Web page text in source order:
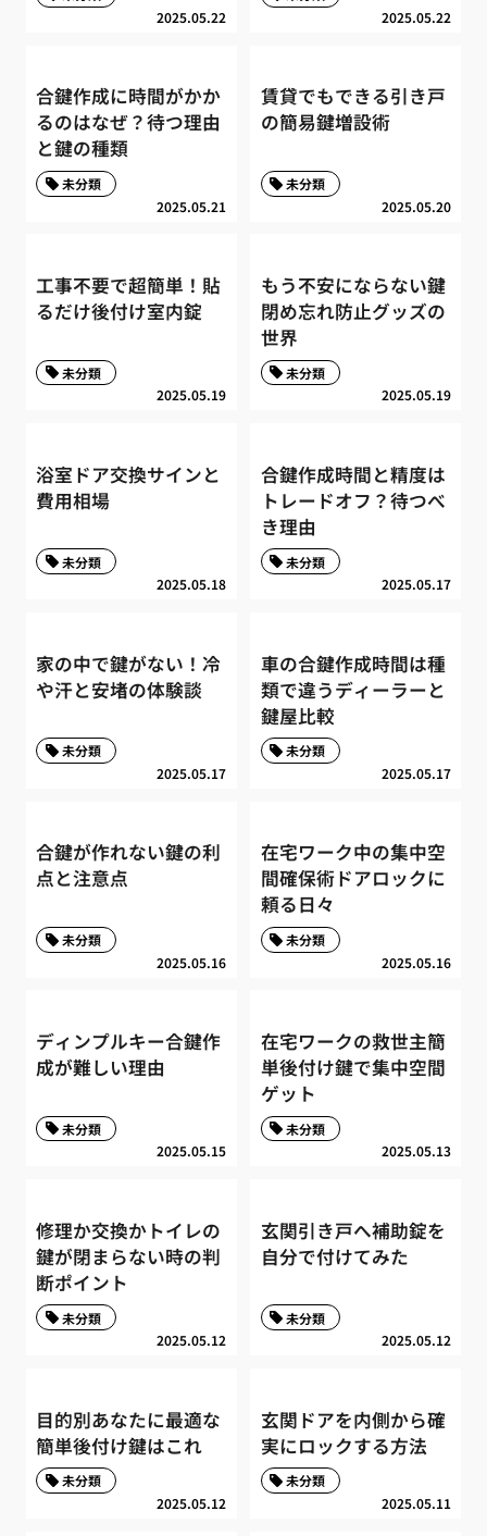
2025.05.22
2025.05.22
合鍵作成に時間がかか
るのはなぜ？待つ理由
と鍵の種類
2025.05.21
未分類
賃貸でもできる引き戸
の簡易鍵増設術
2025.05.20
未分類
工事不要で超簡単！貼
るだけ後付け室内錠
2025.05.19
未分類
もう不安にならない鍵
閉め忘れ防止グッズの
世界
2025.05.19
未分類
浴室ドア交換サインと
費用相場
2025.05.18
未分類
合鍵作成時間と精度は
トレードオフ？待つべ
き理由
2025.05.17
未分類
家の中で鍵がない！冷
や汗と安堵の体験談
2025.05.17
未分類
車の合鍵作成時間は種
類で違うディーラーと
鍵屋比較
2025.05.17
未分類
合鍵が作れない鍵の利
点と注意点
2025.05.16
未分類
在宅ワーク中の集中空
間確保術ドアロックに
頼る日々
2025.05.16
未分類
ディンプルキー合鍵作
成が難しい理由
2025.05.15
未分類
在宅ワークの救世主簡
単後付け鍵で集中空間
ゲット
2025.05.13
未分類
修理か交換かトイレの
鍵が閉まらない時の判
断ポイント
2025.05.12
未分類
玄関引き戸へ補助錠を
自分で付けてみた
2025.05.12
未分類
目的別あなたに最適な
簡単後付け鍵はこれ
2025.05.12
未分類
玄関ドアを内側から確
実にロックする方法
2025.05.11
未分類